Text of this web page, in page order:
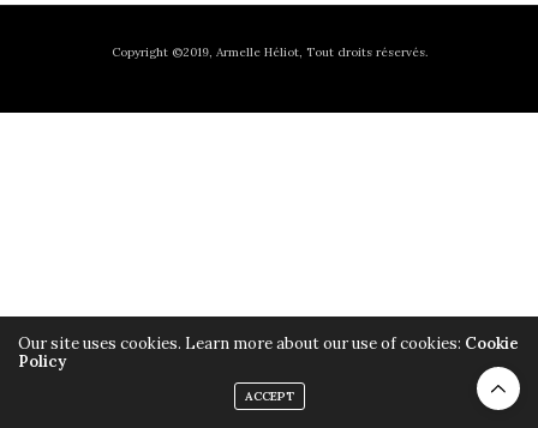
Copyright ©2019, Armelle Héliot, Tout droits réservés.
Our site uses cookies. Learn more about our use of cookies: Cookie
Policy
ACCEPT